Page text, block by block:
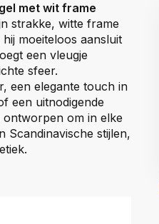
met wit frame
strakke, witte frame
moeiteloos aansluit
een vleugje
sfeer.
een elegante touch in
een uitnodigende
om in elke
Scandinavische stijlen,